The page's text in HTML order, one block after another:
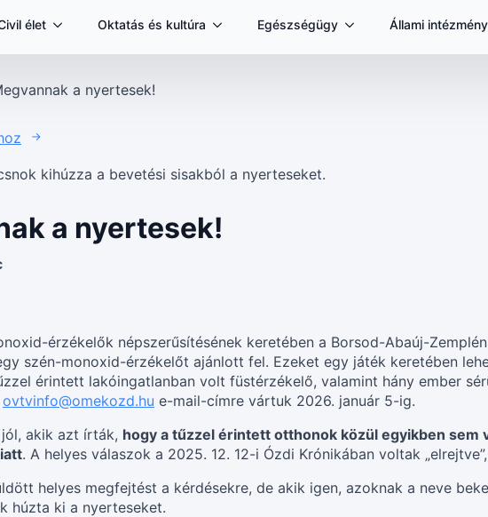
élet Oktatás és kultúra Egészségügy Állami
a nyertesek!
a nyertesek!
érzékelők népszerűsítésének keretében a Borsod-Abaúj-
szén-monoxid-érzékelőt ajánlott fel. Ezeket egy játék keretében
érintett lakóingatlanban volt füstérzékelő, valamint hány ember
ovtvinfo@omekozd.hu e-mail-címre vártuk 2026. január 5-ig.
akik azt írták, hogy a tűzzel érintett otthonok közül egyikben sem
. A helyes válaszok a 2025. 12. 12-i Ózdi Krónikában voltak
helyes megfejtést a kérdésekre, de akik igen, azoknak a neve
húzta ki a nyerteseket.